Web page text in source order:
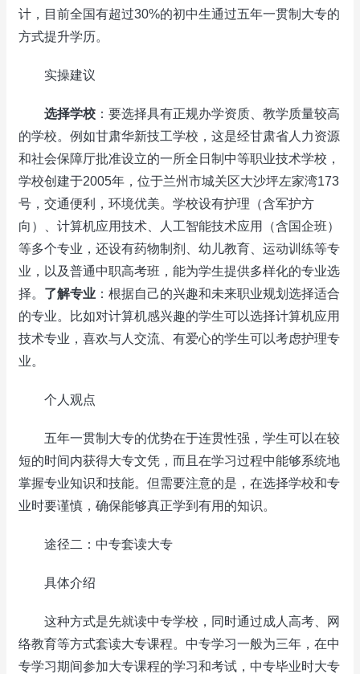
计，目前全国有超过30%的初中生通过五年一贯制大专的
方式提升学历。
实操建议
选择学校 ：要选择具有正规办学资质、教学质量较高
的学校。例如甘肃华新技工学校，这是经甘肃省人力资源
和社会保障厅批准设立的一所全日制中等职业技术学校，
学校创建于2005年，位于兰州市城关区大沙坪左家湾173
号，交通便利，环境优美。学校设有护理（含军护方
向）、计算机应用技术、人工智能技术应用（含国企班）
等多个专业，还设有药物制剂、幼儿教育、运动训练等专
业，以及普通中职高考班，能为学生提供多样化的专业选
择。 了解专业 ：根据自己的兴趣和未来职业规划选择适合
的专业。比如对计算机感兴趣的学生可以选择计算机应用
技术专业，喜欢与人交流、有爱心的学生可以考虑护理专
业。
个人观点
五年一贯制大专的优势在于连贯性强，学生可以在较
短的时间内获得大专文凭，而且在学习过程中能够系统地
掌握专业知识和技能。但需要注意的是，在选择学校和专
业时要谨慎，确保能够真正学到有用的知识。
途径二：中专套读大专
具体介绍
这种方式是先就读中专学校，同时通过成人高考、网
络教育等方式套读大专课程。中专学习一般为三年，在中
专学习期间参加大专课程的学习和考试，中专毕业时大专